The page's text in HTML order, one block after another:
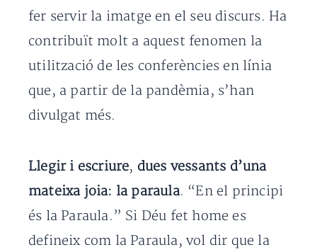
fer servir la imatge en el seu discurs. Ha
contribuït molt a aquest fenomen la
utilització de les conferències en línia
que, a partir de la pandèmia, s’han
divulgat més.
Llegir i escriure, dues vessants d’una
mateixa joia: la paraula. “En el principi
és la Paraula.” Si Déu fet home es
defineix com la Paraula, vol dir que la